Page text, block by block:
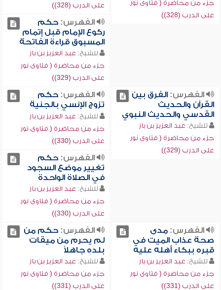
جزء من محاضرة ( فتاوى نور
على الدرب (328))
على الدرب (328))
الفهرس:حكم
ركوع الإمام قبل إتمام
المسبوق قراءة الفاتحة
للشيخ: عبد العزيز بن باز
جزء من محاضرة ( فتاوى نور
على الدرب (329))
الفهرس:الفرق بين
القرآن والحديث
القدسي والحديث النبوي
للشيخ: عبد العزيز بن باز
جزء من محاضرة ( فتاوى نور
على الدرب (329))
الفهرس:حكم
تزوج الإنسي بالجنية
للشيخ: عبد العزيز بن باز
جزء من محاضرة ( فتاوى نور
على الدرب (330))
الفهرس:حكم
تغيير موضع السجود
في الصلاة الواحدة
للشيخ: عبد العزيز بن باز
جزء من محاضرة ( فتاوى نور
على الدرب (330))
الفهرس:مدى
صحة عذاب الميت في
قبره ببكاء أهله عليه
للشيخ: عبد العزيز بن باز
جزء من محاضرة ( فتاوى نور
على الدرب (331))
الفهرس:حكم من
لم يحرم من ميقات
بلده جاهلاً
للشيخ: عبد العزيز بن باز
جزء من محاضرة ( فتاوى نور
على الدرب (331))